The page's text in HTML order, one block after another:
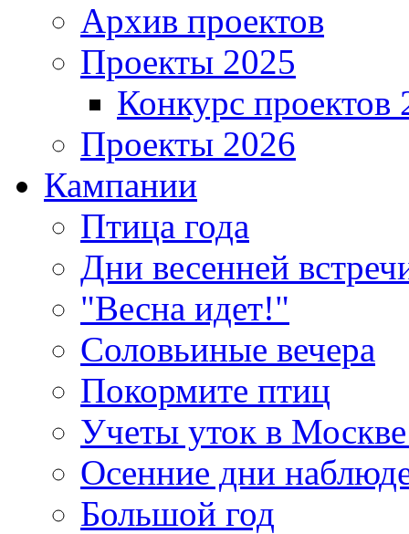
Архив проектов
Проекты 2025
Конкурс проектов
Проекты 2026
Кампании
Птица года
Дни весенней
"Весна идет!"
Соловьиные вечера
Покормите птиц
Учеты уток в
Осенние дни
Большой год